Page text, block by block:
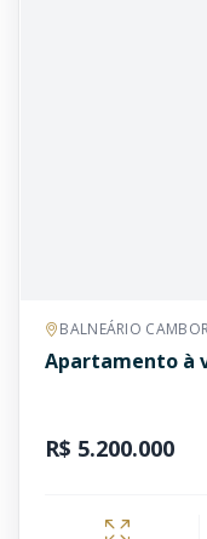
BALNEÁRIO
Apartamento à
R$ 5.200.000